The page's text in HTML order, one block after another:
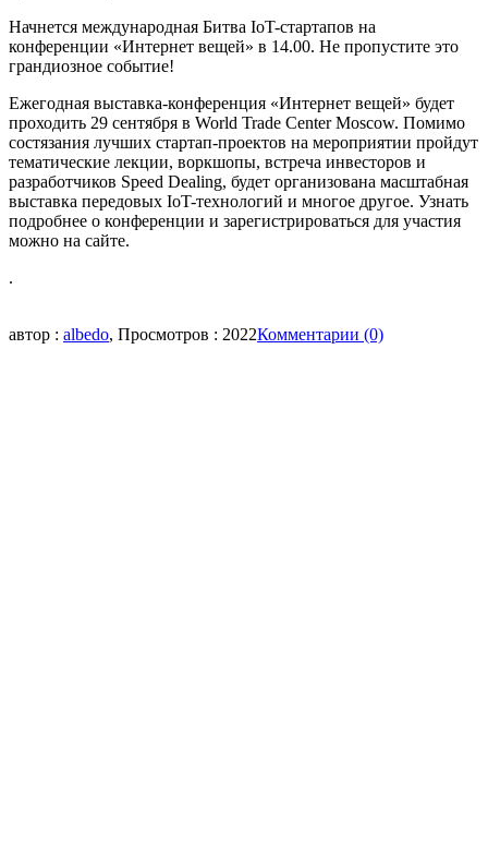
Начнется международная Битва IoT-стартапов на
конференции «Интернет вещей» в 14.00. Не пропустите это
грандиозное событие!
Ежегодная выставка-конференция «Интернет вещей» будет
проходить 29 сентября в World Trade Center Moscow. Помимо
состязания лучших стартап-проектов на мероприятии пройдут
тематические лекции, воркшопы, встреча инвесторов и
разработчиков Speed Dealing, будет организована масштабная
выставка передовых IoT-технологий и многое другое. Узнать
подробнее о конференции и зарегистрироваться для участия
можно на сайте.
.
автор : albedo, Просмотров : 2022Комментарии (0)